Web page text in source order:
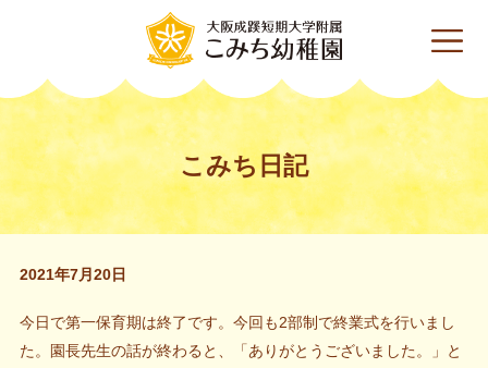
こみち日記
2021年7月20日
今日で第一保育期は終了です。今回も2部制で終業式を行いまし
た。園長先生の話が終わると、「ありがとうございました。」と